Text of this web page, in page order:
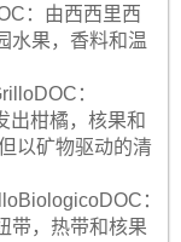
：由西西里西
水果，香料和温
：
出柑橘，核果和
以矿物驱动的清
：
带，热带和核果